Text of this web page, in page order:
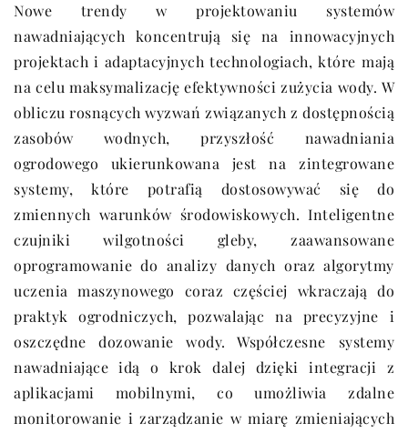
Nowe trendy w projektowaniu systemów
nawadniających koncentrują się na innowacyjnych
projektach i adaptacyjnych technologiach, które mają
na celu maksymalizację efektywności zużycia wody. W
obliczu rosnących wyzwań związanych z dostępnością
zasobów wodnych, przyszłość nawadniania
ogrodowego ukierunkowana jest na zintegrowane
systemy, które potrafią dostosowywać się do
zmiennych warunków środowiskowych. Inteligentne
czujniki wilgotności gleby, zaawansowane
oprogramowanie do analizy danych oraz algorytmy
uczenia maszynowego coraz częściej wkraczają do
praktyk ogrodniczych, pozwalając na precyzyjne i
oszczędne dozowanie wody. Współczesne systemy
nawadniające idą o krok dalej dzięki integracji z
aplikacjami mobilnymi, co umożliwia zdalne
monitorowanie i zarządzanie w miarę zmieniających